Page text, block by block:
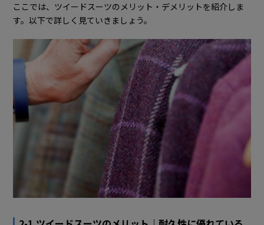
ここでは、ツイードスーツのメリット・デメリットを紹介しま
す。以下で詳しく見ていきましょう。